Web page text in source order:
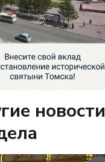
новости